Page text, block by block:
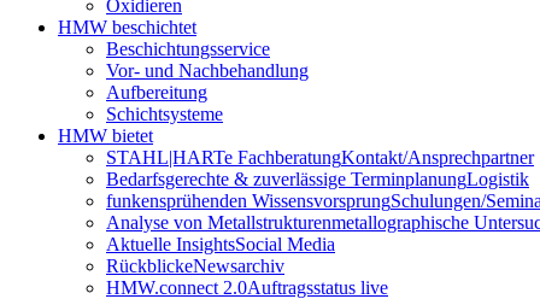
Oxidieren
HMW beschichtet
Beschichtungsservice
Vor- und Nachbehandlung
Aufbereitung
Schichtsysteme
HMW bietet
STAHL|HARTe FachberatungKontakt/Ansprechpartner
Bedarfsgerechte & zuverlässige TerminplanungLogistik
funkensprühenden WissensvorsprungSchulungen/
Analyse von Metallstrukturenmetallographische
Aktuelle InsightsSocial Media
RückblickeNewsarchiv
HMW.connect 2.0Auftragsstatus live